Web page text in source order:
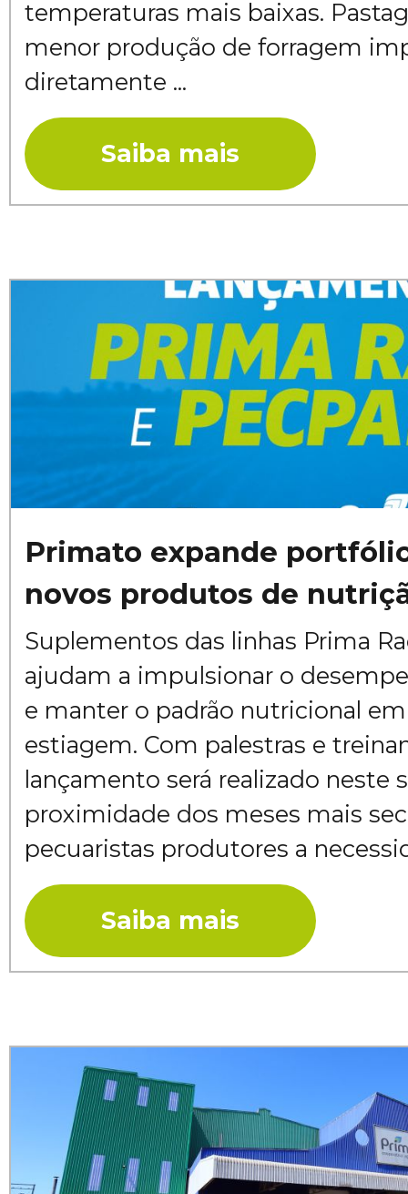
temperaturas mais baixas.
menor produção de forragem
diretamente ...
Saiba mais
Primato expande
novos produtos de
Suplementos das linhas Prima
ajudam a impulsionar o
e manter o padrão nutricional
estiagem. Com palestras e
lançamento será realizado neste
proximidade dos meses mais
pecuaristas produtores a
Saiba mais